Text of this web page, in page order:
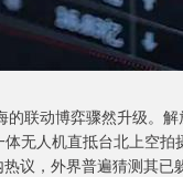
联动博弈骤然升级。
无人机直抵台北上空拍
议，外界普遍猜测其